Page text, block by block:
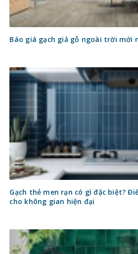
Báo giá gạch giả gỗ ngoài trời mới
Gạch thẻ men rạn có gì đặc biệt?
cho không gian hiện đại